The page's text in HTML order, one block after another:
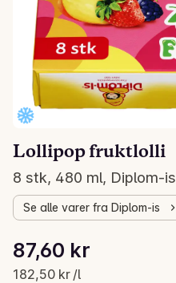
Lollipop fruktlolli
8 stk, 480 ml, Diplom-is
Se alle varer fra Diplom-is
Gjeldende pris er: 87,60 kr
87,60 kr
182,50 kr /l
Stykkpris: 182,50 kr /l